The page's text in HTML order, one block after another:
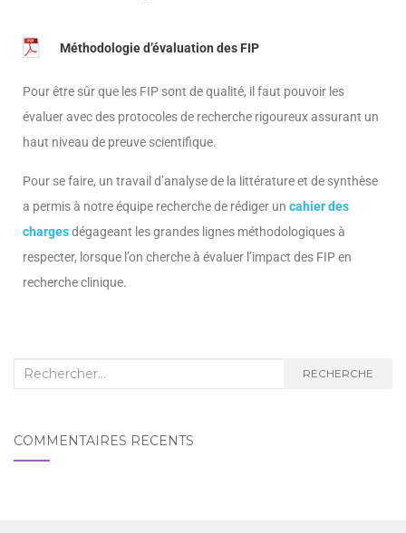
Méthodologie d’évaluation des FIP
Pour être sûr que les FIP sont de qualité, il faut pouvoir les
évaluer avec des protocoles de recherche rigoureux assurant un
haut niveau de preuve scientifique.
Pour se faire, un travail d’analyse de la littérature et de synthèse
a permis à notre équipe recherche de rédiger un cahier des
chargesdégageant les grandes lignes méthodologiques à
respecter, lorsque l’on cherche à évaluer l’impact des FIP en
recherche clinique.
RECHERCHE
COMMENTAIRES RÉCENTS